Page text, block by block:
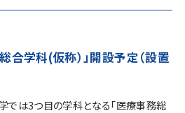
合学科(仮称）」開設予定（設置
では3つ目の学科となる「医療事務総